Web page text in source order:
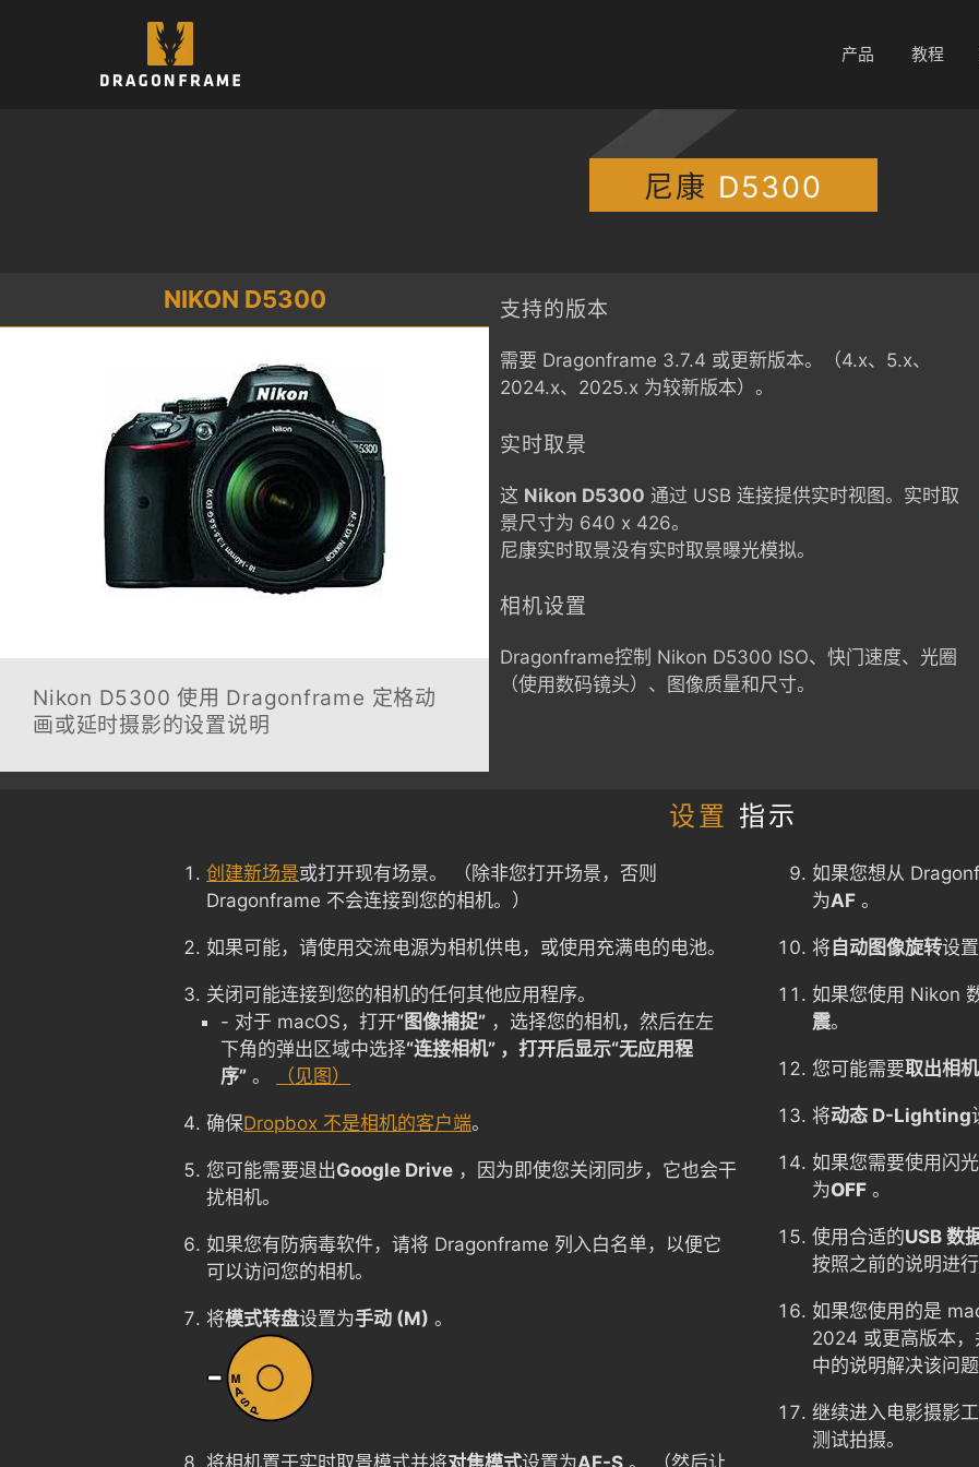
产品 教程
尼康 D5300
NIKON D5300
Nikon D5300 使用 Dragonframe 定格动
画或延时摄影的设置说明
支持的版本
需要 Dragonframe 3.7.4 或更新版本。（4.x、5.x、
2024.x、2025.x 为较新版本）。
实时取景
这 Nikon D5300 通过 USB 连接提供实时视图。实时取
景尺寸为 640 x 426。
尼康实时取景没有实时取景曝光模拟。
相机设置
Dragonframe控制 Nikon D5300 ISO、快门速度、光圈
（使用数码镜头）、图像质量和尺寸。
设置 指示
创建新场景或打开现有场景。 （除非您打开场景，否则
Dragonframe 不会连接到您的相机。）
如果可能，请使用交流电源为相机供电，或使用充满电的电池。
关闭可能连接到您的相机的任何其他应用程序。
- 对于 macOS，打开“图像捕捉” ，选择您的相机，然后在左
下角的弹出区域中选择“连接相机” ，打开后显示“无应用程
序” 。 （见图）
确保Dropbox 不是相机的客户端。
您可能需要退出Google Drive ，因为即使您关闭同步，它也会干
扰相机。
如果您有防病毒软件，请将 Dragonframe 列入白名单，以便它
可以访问您的相机。
将模式转盘设置为手动 (M) 。
将相机置于实时取景模式并将对焦模式设置为AF-S 。 （然后让
如果您想从
为AF 。
将 自动图像旋转设
如果您使用 Nikon
震。
您可能需要取出相
将动态 D-Lighting
如果您需要使用闪
为OFF 。
使用合适的USB 数
按照之前的说明进行
如果您使用的是
2024 或更高版本，
中的说明解决该问
继续进入电影摄影
测试拍摄。